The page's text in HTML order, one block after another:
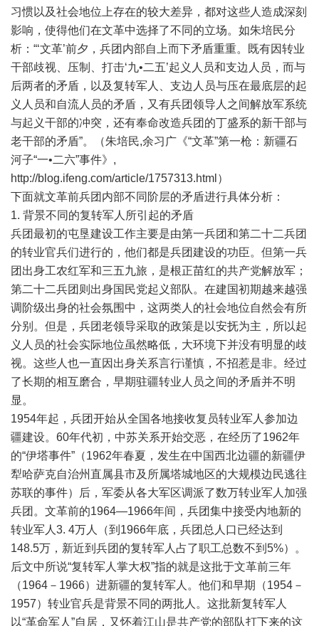
习惯以及社会地位上存在的较大差异，都对这些人造成深刻
影响，使得他们在文革中选择了不同的立场。如朱培民分
析：“‘文革’前夕，兵团内部自上而下矛盾重重。既有因转业
干部歧视、压制、打击‘九•二五’起义人员和支边人员，而与
后两者的矛盾，以及复转军人、支边人员与压在最底层的起
义人员和自流人员的矛盾，又有兵团领导人之间解放军系统
与起义干部的冲突，还有奉命改造兵团的丁盛系的新干部与
老干部的矛盾”。（朱培民,余习广《“文革”第一枪：新疆石
河子“一•二六”事件》,
http://blog.ifeng.com/article/1757313.html ）
下面就文革前兵团内部不同阶层的矛盾进行具体分析：
1. 背景不同的复转军人所引起的矛盾
兵团最初的屯垦建设工作主要是由第一兵团和第二十二兵团
的转业官兵们进行的，他们都是兵团建设的功臣。但第一兵
团出身工农红军和三五九旅，是根正苗红的共产党解放军；
第二十二兵团则出身国民党起义部队。在建国初期越来越强
调阶级出身的社会氛围中，这两类人的社会地位自然会有所
分别。但是，兵团老领导采取的政策是以安抚为主，所以起
义人员的社会实际地位虽然略低，大环境下并没有明显的歧
视。这些人也一直因出身关系言行谨慎，不招惹是非。经过
了长期的相互磨合，早期驻疆转业人员之间的矛盾并不明
显。
1954年起，兵团开始从全国各地接收复员转业军人参加边
疆建设。60年代初，中苏关系开始交恶，在经历了1962年
的“伊塔事件”（1962年春夏，发生在中国西北边疆的新疆伊
犁哈萨克自治州直属县市及所属塔城地区的大规模边民逃往
苏联的事件）后，军委从各大军区调派了数万转业军人加强
兵团。文革前的1964—1966年间，兵团集中接受内地新的
转业军人3. 4万人（到1966年底，兵团总人口已经达到
148.5万，新近到兵团的复转军人占了职工总数不到5%）。
后文中所说“复转军人掌大权”指的就是这批于文革前三年
（1964－1966）进新疆的复转军人。他们和早期（1954－
1957）转业官兵是背景不同的两批人。这批新复转军人
以“革命军人”自居，又怀着江山是共产党的部队打下来的这